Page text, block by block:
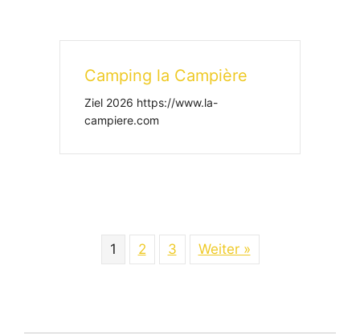
Camping la Campière
Ziel 2026 https://www.la-
campiere.com
1 2 3 Weiter »